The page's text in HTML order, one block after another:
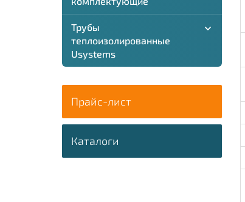
Трубы
теплоизолированные
Usystems
Прайс-лист
Каталоги